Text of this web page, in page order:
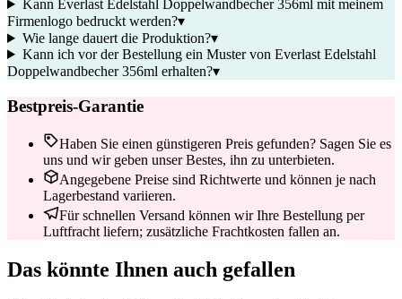
Kann Everlast Edelstahl Doppelwandbecher 356ml mit meinem
Firmenlogo bedruckt werden?▾
Wie lange dauert die Produktion?▾
Kann ich vor der Bestellung ein Muster von Everlast Edelstahl
Doppelwandbecher 356ml erhalten?▾
Bestpreis-Garantie
Haben Sie einen günstigeren Preis gefunden? Sagen Sie es
uns und wir geben unser Bestes, ihn zu unterbieten.
Angegebene Preise sind Richtwerte und können je nach
Lagerbestand variieren.
Für schnellen Versand können wir Ihre Bestellung per
Luftfracht liefern; zusätzliche Frachtkosten fallen an.
Das könnte Ihnen auch gefallen